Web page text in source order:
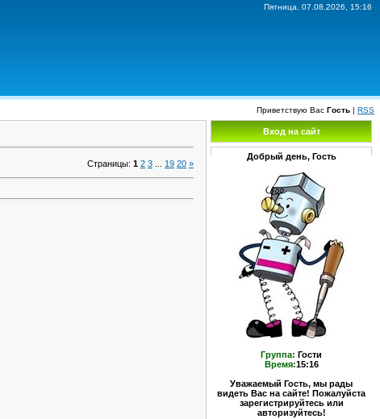
Пятница, 07.08.2026, 15:16
Приветствую Вас Гость | RSS
Страницы: 1 2 3 19 20 »
Вход на сайт
Добрый день, Гость
Группа: Гости
Время:15:16
Уважаемый Гость, мы рады
видеть Вас на сайте! Пожалуйста
зарегистрируйтесь или
авторизуйтесь!